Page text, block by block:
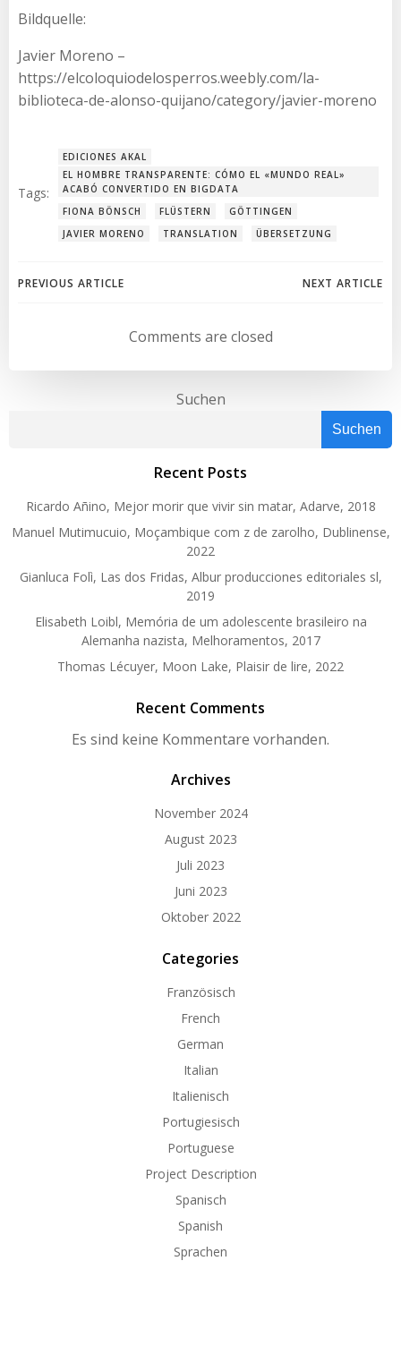
Bildquelle:
Javier Moreno –
https://elcoloquiodelosperros.weebly.com/la-
biblioteca-de-alonso-quijano/category/javier-moreno
Tags:
EDICIONES AKAL
EL HOMBRE TRANSPARENTE: CÓMO EL «MUNDO REAL»
ACABÓ CONVERTIDO EN BIGDATA
FIONA BÖNSCH
FLÜSTERN
GÖTTINGEN
JAVIER MORENO
TRANSLATION ÜBERSETZUNG
Post
navigation
PREVIOUS ARTICLE
navigation
NEXT ARTICLE
Comments are closed
Suchen
Suchen
Recent Posts
Ricardo Añino, Mejor morir que vivir sin matar, Adarve, 2018
Manuel Mutimucuio, Moçambique com z de zarolho, Dublinense,
2022
Gianluca Folì, Las dos Fridas, Albur producciones editoriales sl,
2019
Elisabeth Loibl, Memória de um adolescente brasileiro na
Alemanha nazista, Melhoramentos, 2017
Thomas Lécuyer, Moon Lake, Plaisir de lire, 2022
Recent Comments
Es sind keine Kommentare vorhanden.
Archives
November 2024
August 2023
Juli 2023
Juni 2023
Oktober 2022
Categories
Französisch
French
German
Italian
Italienisch
Portugiesisch
Portuguese
Project Description
Spanisch
Spanish
Sprachen